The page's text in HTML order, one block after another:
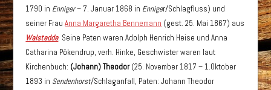
1790 in Enniger– 7. Januar 1868 in Enniger/Schlagfluss) und
seiner FrauAnna Margaretha Bennemann (gest. 25. Mai 1867) aus
Walstedde. Seine Paten waren Adolph Henrich Heise und Anna
Catharina Pökendrup, verh. Hinke, Geschwister waren laut
Kirchenbuch: (Johann) Theodor(25. November 1817 – 1.Oktober
1893 in Sendenhorst/Schlaganfall, Paten: Johann Theodor